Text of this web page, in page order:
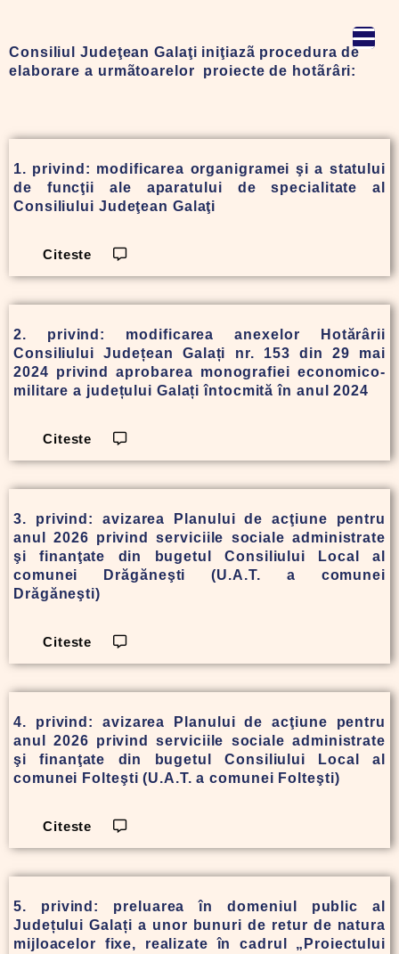
Consiliul Judeţean Galaţi iniţiazã procedura de
elaborare a urmãtoarelor proiecte de hotãrâri:
1. privind: modificarea organigramei şi a statului
de funcţii ale aparatului de specialitate al
Consiliului Judeţean Galaţi
Citeste
2. privind: modificarea anexelor Hotărârii
Consiliului Județean Galați nr. 153 din 29 mai
2024 privind aprobarea monografiei economico-
militare a județului Galați întocmită în anul 2024
Citeste
3. privind: avizarea Planului de acţiune pentru
anul 2026 privind serviciile sociale administrate
şi finanţate din bugetul Consiliului Local al
comunei Drăgăneşti (U.A.T. a comunei
Drăgăneşti)
Citeste
4. privind: avizarea Planului de acţiune pentru
anul 2026 privind serviciile sociale administrate
şi finanţate din bugetul Consiliului Local al
comunei Folteşti (U.A.T. a comunei Folteşti)
Citeste
5. privind: preluarea în domeniul public al
Județului Galați a unor bunuri de retur de natura
mijloacelor fixe, realizate în cadrul „Proiectului